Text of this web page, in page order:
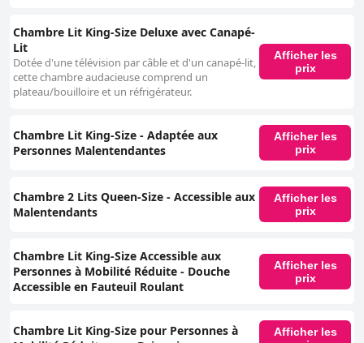
Chambre Lit King-Size Deluxe avec Canapé-
Lit
Dotée d'une télévision par câble et d'un canapé-lit,
cette chambre audacieuse comprend un
plateau/bouilloire et un réfrigérateur.
Afficher les
prix
Chambre Lit King-Size - Adaptée aux
Personnes Malentendantes
Afficher les
prix
Chambre 2 Lits Queen-Size - Accessible aux
Malentendants
Afficher les
prix
Chambre Lit King-Size Accessible aux
Personnes à Mobilité Réduite - Douche
Accessible en Fauteuil Roulant
Afficher les
prix
Chambre Lit King-Size pour Personnes à
Afficher les